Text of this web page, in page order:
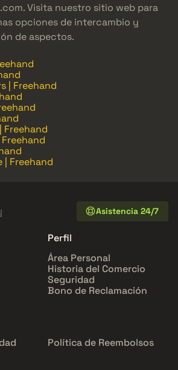
Visita nuestro sitio web para
opciones de intercambio y
de aspectos.
| Freehand
Freehand
Asistencia 24/7
Perfil
Área Personal
Historia del Comercio
Seguridad
Bono de Reclamación
Política de Reembolsos